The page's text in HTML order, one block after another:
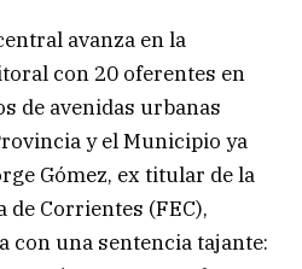
avanza en la
con 20 oferentes en
de avenidas urbanas
y el Municipio ya
Gómez, ex titular de la
de Corrientes (FEC),
con una sentencia tajante: